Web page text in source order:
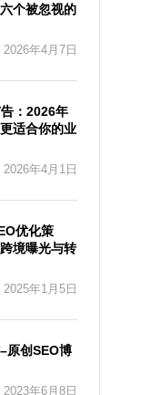
个被忽视的
2026年4月7日
：2026年
适合你的业
2026年4月1日
优化策
境曝光与转
2025年1月5日
原创SEO博
2023年6月8日